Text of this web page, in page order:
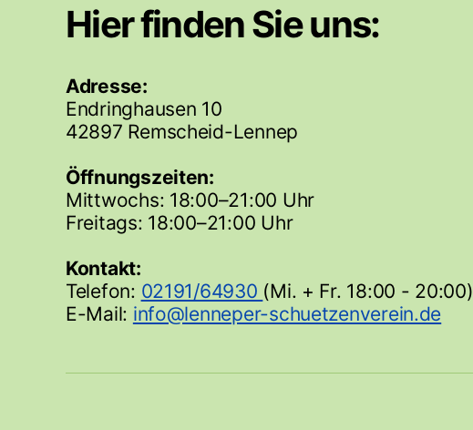
Hier finden Sie uns:
Adresse:
Endringhausen 10
42897 Remscheid-Lennep
Öffnungszeiten:
Mittwochs: 18:00–21:00 Uhr
Freitags: 18:00–21:00 Uhr
Kontakt:
Telefon: 02191/64930 (Mi. + Fr. 18:00 - 20:00)
E-Mail: